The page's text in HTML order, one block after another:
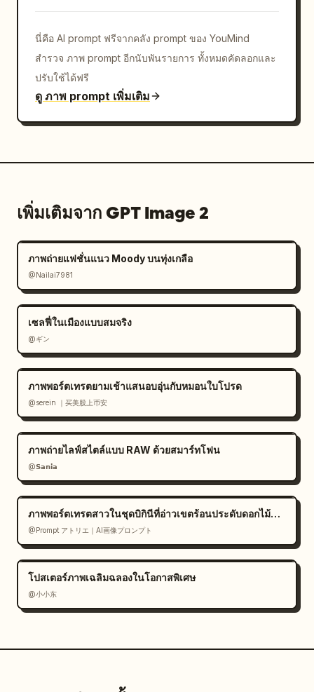
นี่คือ AI prompt ฟรีจากคลัง prompt ของ YouMind
สำรวจ ภาพ prompt อีกนับพันรายการ ทั้งหมดคัดลอกและ
ปรับใช้ได้ฟรี
ดู ภาพ prompt เพิ่มเติม
เพิ่มเติมจาก GPT Image 2
ภาพถ่ายแฟชั่นแนว Moody บนทุ่งเกลือ
@Nailai7981
เซลฟี่ในเมืองแบบสมจริง
@ギン
ภาพพอร์ตเทรตยามเช้าแสนอบอุ่นกับหมอนใบโปรด
@serein ｜买美股上币安
ภาพถ่ายไลฟ์สไตล์แบบ RAW ด้วยสมาร์ทโฟน
@𝗦𝗮𝗻𝗶𝗮
ภาพพอร์ตเทรตสาวในชุดบิกินีที่อ่าวเขตร้อนประดับดอกไม้สีขาว
@Prompt アトリエ｜AI画像プロンプト
โปสเตอร์ภาพเฉลิมฉลองในโอกาสพิเศษ
@小小东